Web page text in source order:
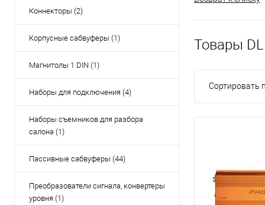
Коннекторы (2)
Корпусные сабвуферы (1)
Магнитолы 1 DIN (1)
Наборы для подключения (4)
Наборы съемников для разбора
салона (1)
Пассивные сабвуферы (44)
Преобразователи сигнала, конвертеры
уровня (1)
Товары DL
Сортировать